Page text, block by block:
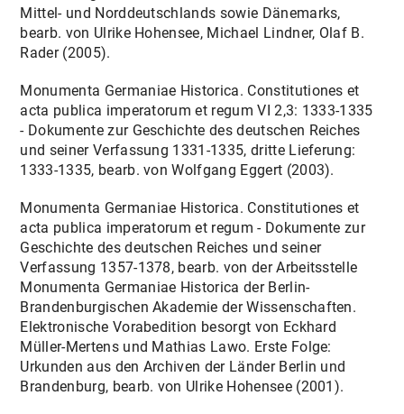
Mittel- und Norddeutschlands sowie Dänemarks,
bearb. von Ulrike Hohensee, Michael Lindner, Olaf B.
Rader (2005).
Monumenta Germaniae Historica. Constitutiones et
acta publica imperatorum et regum VI 2,3: 1333-1335
- Dokumente zur Geschichte des deutschen Reiches
und seiner Verfassung 1331-1335, dritte Lieferung:
1333-1335, bearb. von Wolfgang Eggert (2003).
Monumenta Germaniae Historica. Constitutiones et
acta publica imperatorum et regum - Dokumente zur
Geschichte des deutschen Reiches und seiner
Verfassung 1357-1378, bearb. von der Arbeitsstelle
Monumenta Germaniae Historica der Berlin-
Brandenburgischen Akademie der Wissenschaften.
Elektronische Vorabedition besorgt von Eckhard
Müller-Mertens und Mathias Lawo. Erste Folge:
Urkunden aus den Archiven der Länder Berlin und
Brandenburg, bearb. von Ulrike Hohensee (2001).